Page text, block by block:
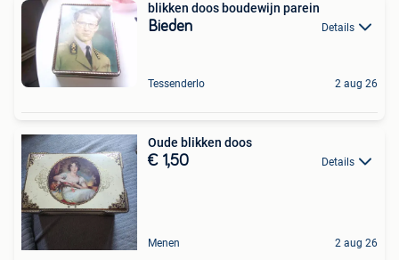
blikken doos boudewijn parein
Bieden Details
Tessenderlo 2 aug 26
Oude blikken doos
€ 1,50 Details
Menen 2 aug 26